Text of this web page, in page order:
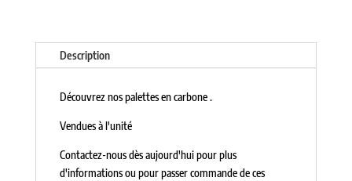
Description
Découvrez nos palettes en carbone .
Vendues à l'unité
Contactez-nous dès aujourd'hui pour plus
d'informations ou pour passer commande de ces